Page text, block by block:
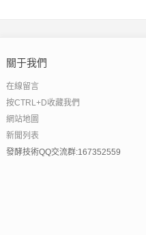
關于我們
在線留言
按CTRL+D收藏我們
網站地圖
新聞列表
發酵技術QQ交流群:167352559